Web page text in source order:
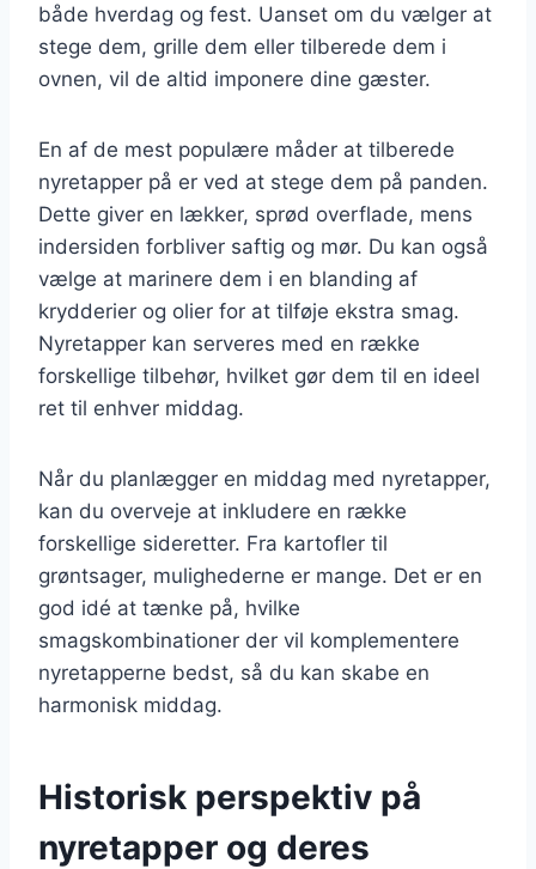
både hverdag og fest. Uanset om du vælger at
stege dem, grille dem eller tilberede dem i
ovnen, vil de altid imponere dine gæster.
En af de mest populære måder at tilberede
nyretapper på er ved at stege dem på panden.
Dette giver en lækker, sprød overflade, mens
indersiden forbliver saftig og mør. Du kan også
vælge at marinere dem i en blanding af
krydderier og olier for at tilføje ekstra smag.
Nyretapper kan serveres med en række
forskellige tilbehør, hvilket gør dem til en ideel
ret til enhver middag.
Når du planlægger en middag med nyretapper,
kan du overveje at inkludere en række
forskellige sideretter. Fra kartofler til
grøntsager, mulighederne er mange. Det er en
god idé at tænke på, hvilke
smagskombinationer der vil komplementere
nyretapperne bedst, så du kan skabe en
harmonisk middag.
Historisk perspektiv på
nyretapper og deres